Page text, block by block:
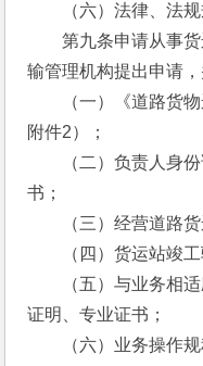
（六）法律、法规
第九条申请从事货
输管理机构提出申请，
（一）《道路货物
附件2）；
（二）负责人身份
书；
（三）经营道路货
（四）货运站竣工
（五）与业务相适
证明、专业证书；
（六）业务操作规